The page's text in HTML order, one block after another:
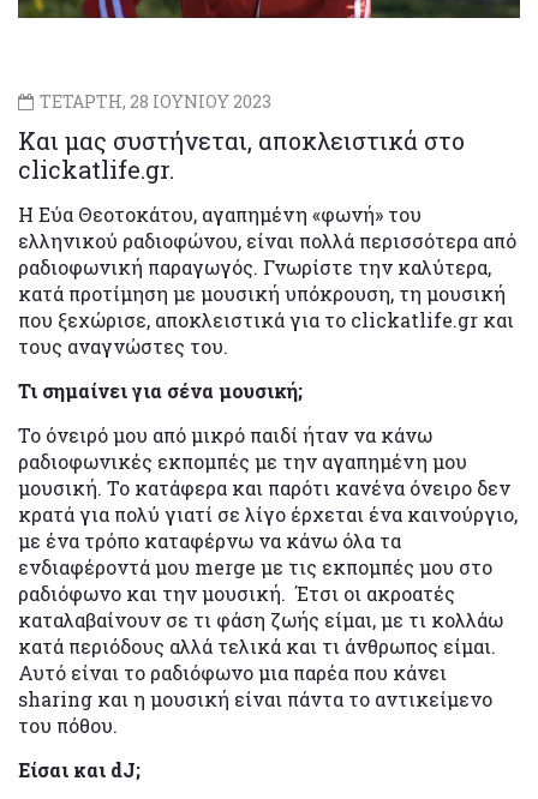
ΤΕΤΑΡΤΗ, 28 ΙΟΥΝΙΟΥ 2023
Και μας συστήνεται, αποκλειστικά στο
clickatlife.gr.
H Εύα Θεοτοκάτου, αγαπημένη «φωνή» του
ελληνικού ραδιοφώνου, είναι πολλά περισσότερα από
ραδιοφωνική παραγωγός. Γνωρίστε την καλύτερα,
κατά προτίμηση με μουσική υπόκρουση, τη μουσική
που ξεχώρισε, αποκλειστικά για το clickatlife.gr και
τους αναγνώστες του.
Τι σημαίνει για σένα μουσική;
Το όνειρό μου από μικρό παιδί ήταν να κάνω
ραδιοφωνικές εκπομπές με την αγαπημένη μου
μουσική. Το κατάφερα και παρότι κανένα όνειρο δεν
κρατά για πολύ γιατί σε λίγο έρχεται ένα καινούργιο,
με ένα τρόπο καταφέρνω να κάνω όλα τα
ενδιαφέροντά μου merge με τις εκπομπές μου στο
ραδιόφωνο και την μουσική. Έτσι οι ακροατές
καταλαβαίνουν σε τι φάση ζωής είμαι, με τι κολλάω
κατά περιόδους αλλά τελικά και τι άνθρωπος είμαι.
Αυτό είναι το ραδιόφωνο μια παρέα που κάνει
sharing και η μουσική είναι πάντα το αντικείμενο
του πόθου.
Είσαι και dJ;